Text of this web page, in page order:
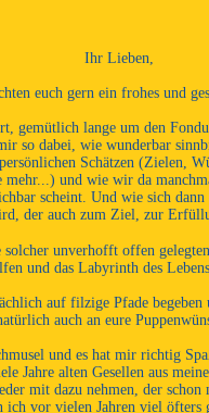
Ihr Lieben,
euch gern ein frohes und
gemütlich lange um den
so dabei, wie wunderbar
Schätzen (Zielen,
und wie wir da
scheint. Und wie sich
der auch zum Ziel, zur
unverhofft offen
und das Labyrinth des
auf filzige Pfade
auch an eure
und es hat mir richtig
Jahre alten Gesellen aus
mit dazu nehmen, der
ich vor vielen Jahren viel öfters